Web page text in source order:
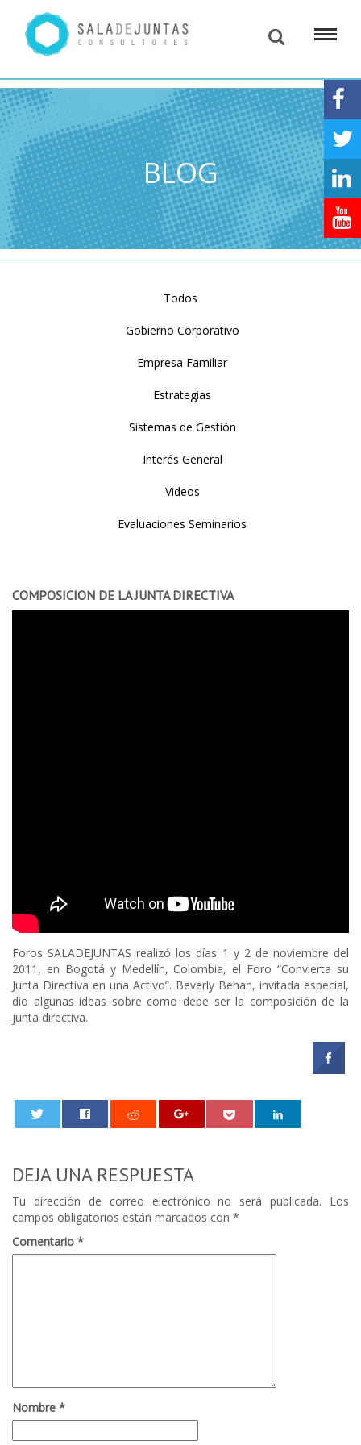
BLOG
Todos
Gobierno Corporativo
Empresa Familiar
Estrategias
Sistemas de Gestión
Interés General
Videos
Evaluaciones Seminarios
COMPOSICION DE LA JUNTA DIRECTIVA
Foros SALADEJUNTAS realizó los días 1 y 2 de noviembre del
2011, en Bogotá y Medellín, Colombia, el Foro “Convierta su
Junta Directiva en una Activo”. Beverly Behan, invitada especial,
dio algunas ideas sobre como debe ser la composición de la
junta directiva.
DEJA UNA RESPUESTA
Tu dirección de correo electrónico no será publicada.
Los
campos obligatorios están marcados con *
Comentario *
Nombre *